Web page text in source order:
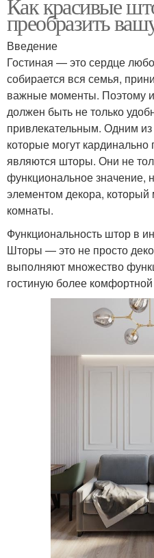
преобразить
Введение
Гостиная — это сердце
собирается вся семья,
важные моменты. Поэтому
должен быть не только
привлекательным. Одним
которые могут
являются шторы. Они не
функциональное значение,
элементом декора, который
комнаты.
Функциональность штор в
Шторы — это не просто
выполняют множество
гостиную более